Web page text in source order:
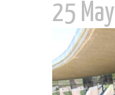
25 May